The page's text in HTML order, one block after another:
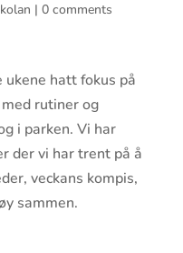
| 0 comments
ukene hatt fokus på
rutiner og
i parken. Vi har
der vi har trent på å
veckans kompis,
sammen.